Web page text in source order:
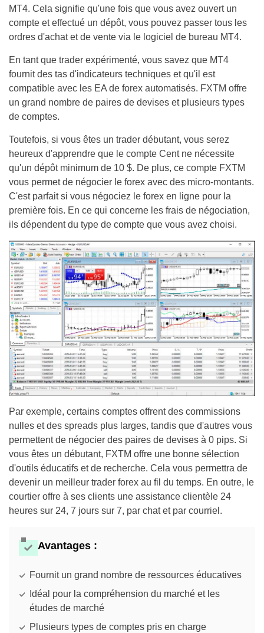
MT4. Cela signifie qu'une fois que vous avez ouvert un
compte et effectué un dépôt, vous pouvez passer tous les
ordres d'achat et de vente via le logiciel de bureau MT4.
En tant que trader expérimenté, vous savez que MT4
fournit des tas d'indicateurs techniques et qu'il est
compatible avec les EA de forex automatisés. FXTM offre
un grand nombre de paires de devises et plusieurs types
de comptes.
Toutefois, si vous êtes un trader débutant, vous serez
heureux d'apprendre que le compte Cent ne nécessite
qu'un dépôt minimum de 10 $. De plus, ce compte FXTM
vous permet de négocier le forex avec des micro-montants.
C'est parfait si vous négociez le forex en ligne pour la
première fois. En ce qui concerne les frais de négociation,
ils dépendent du type de compte que vous avez choisi.
Par exemple, certains comptes offrent des commissions
nulles et des spreads plus larges, tandis que d'autres vous
permettent de négocier des paires de devises à 0 pips. Si
vous êtes un débutant, FXTM offre une bonne sélection
d'outils éducatifs et de recherche. Cela vous permettra de
devenir un meilleur trader forex au fil du temps. En outre, le
courtier offre à ses clients une assistance clientèle 24
heures sur 24, 7 jours sur 7, par chat et par courriel.
Avantages :
Fournit un grand nombre de ressources éducatives
Idéal pour la compréhension du marché et les
études de marché
Plusieurs types de comptes pris en charge